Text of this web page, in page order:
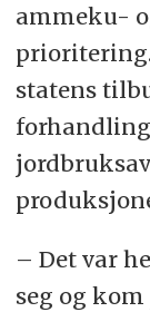
ammeku-
statens
– Det var
seg og